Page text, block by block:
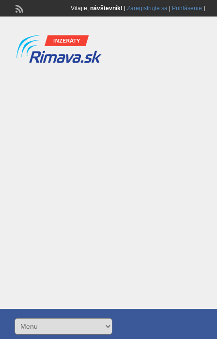
Vitajte, návštevník! [Zaregistrujte sa| Prihlásenie ]